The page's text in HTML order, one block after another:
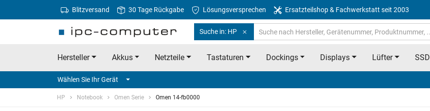
Blitzversand 30 Tage Rückgabe Lösungsversprechen Ersatzteilshop & Fachwerkstatt seit 2003
Suche in: HP
Hersteller Akkus Netzteile Tastaturen Dockings Displays Lüfter SSD
Wählen Sie Ihr Gerät
HP Notebook Omen Serie Omen 14-fb0000